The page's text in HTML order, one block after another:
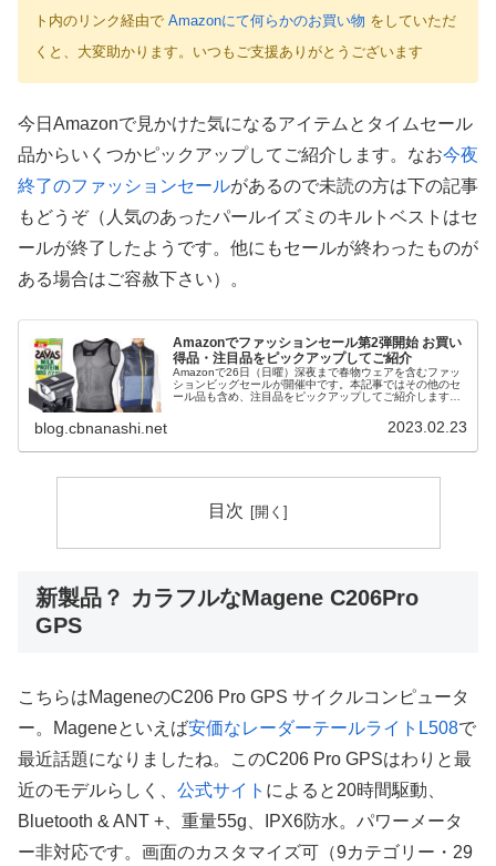
ト内のリンク経由で Amazonにて何らかのお買い物 をしていただ
くと、大変助かります。いつもご支援ありがとうございます
今日Amazonで見かけた気になるアイテムとタイムセール
品からいくつかピックアップしてご紹介します。なお今夜
終了のファッションセールがあるので未読の方は下の記事
もどうぞ（人気のあったパールイズミのキルトベストはセ
ールが終了したようです。他にもセールが終わったものが
ある場合はご容赦下さい）。
Amazonでファッションセール第2弾開始 お買い
得品・注目品をピックアップしてご紹介
Amazonで26日（日曜）深夜まで春物ウェアを含むファッ
ションビッグセールが開催中です。本記事ではその他のセ
ール品も含め、注目品をピックアップしてご紹介します。
blog.cbnanashi.net 2023.02.23
目次
新製品？ カラフルなMagene C206Pro
GPS
こちらはMageneのC206 Pro GPS サイクルコンピュータ
ー。Mageneといえば安価なレーダーテールライトL508で
最近話題になりましたね。このC206 Pro GPSはわりと最
近のモデルらしく、 公式サイト によると20時間駆動、
Bluetooth & ANT +、重量55g、IPX6防水。パワーメータ
ー非対応です。画面のカスタマイズ可（9カテゴリー・29